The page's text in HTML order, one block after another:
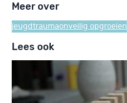
Meer over
jeugdtraumaonveilig opgroeien
Lees ook